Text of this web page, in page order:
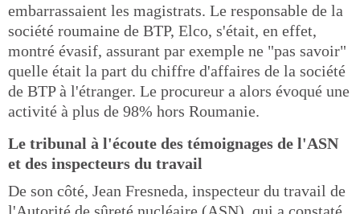
embarrassaient les magistrats. Le responsable de la
société roumaine de BTP, Elco, s'était, en effet,
montré évasif, assurant par exemple ne "pas savoir"
quelle était la part du chiffre d'affaires de la société
de BTP à l'étranger. Le procureur a alors évoqué une
activité à plus de 98% hors Roumanie.
Le tribunal à l'écoute des témoignages de l'ASN
et des inspecteurs du travail
De son côté, Jean Fresneda, inspecteur du travail de